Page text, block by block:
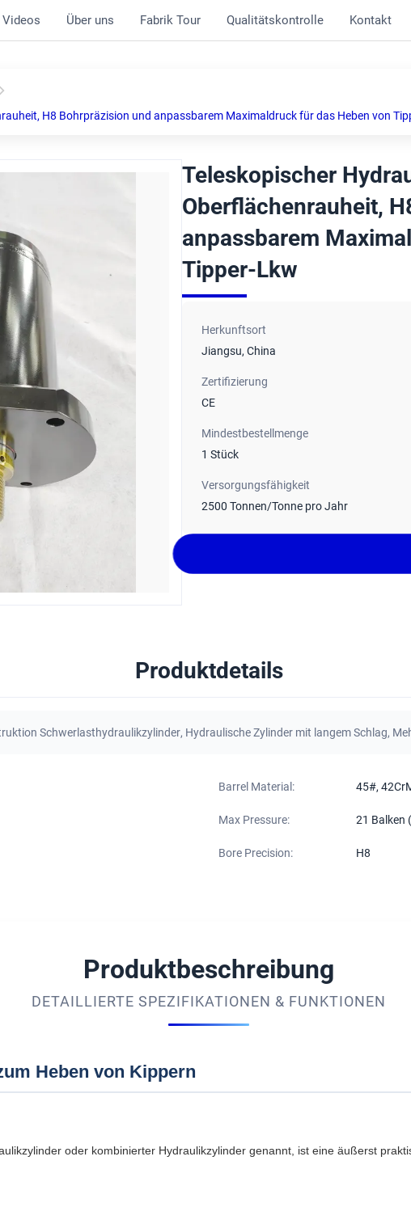
Videos Über uns Fabrik Tour Qualitätskontrolle Kontakt
H8 Bohrpräzision und anpassbarem Maximaldruck für das Heben von
Teleskopischer
Oberflächenrauheit,
anpassbarem
Tipper-Lkw
Herkunftsort
Jiangsu, China
Zertifizierung
CE
Mindestbestellmenge
1 Stück
Versorgungsfähigkeit
2500 Tonnen/Tonne pro Jahr
Produktdetails
Schwerlasthydraulikzylinder, Hydraulische Zylinder mit langem Schlag,
Barrel Material: 45#,
Max Pressure: 21 Balken
Bore Precision: H8
Produktbeschreibung
DETAILLIERTE SPEZIFIKATIONEN & FUNKTIONEN
Heben von Kippern
oder kombinierter Hydraulikzylinder genannt, ist eine äußerst